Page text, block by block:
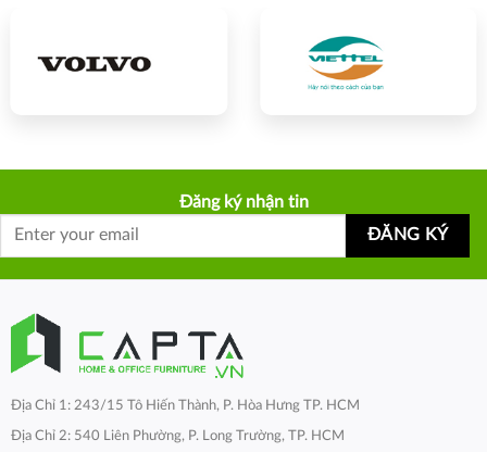
Đăng ký nhận tin
Địa Chỉ 1: 243/15 Tô Hiến Thành, P. Hòa Hưng TP. HCM
Địa Chỉ 2: 540 Liên Phường, P. Long Trường, TP. HCM